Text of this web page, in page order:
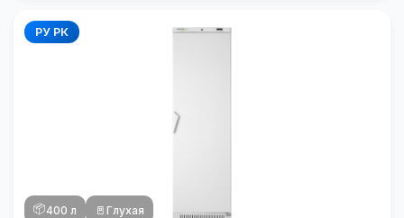
РУ РК
📦400 л 🚪 Глухая